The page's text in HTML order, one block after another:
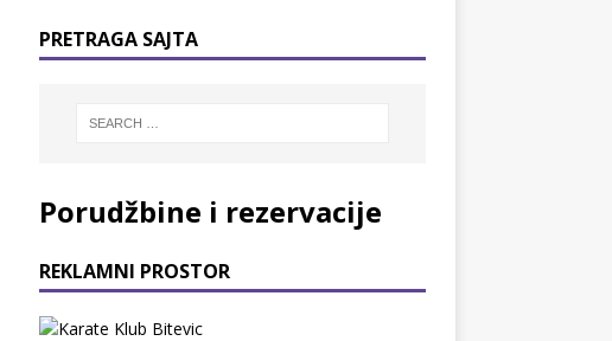
PRETRAGA SAJTA
Porudžbine i rezervacije
REKLAMNI PROSTOR